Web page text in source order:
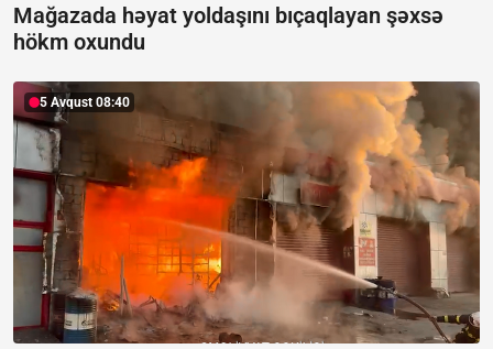
Mağazada həyat yoldaşını bıçaqlayan şəxsə
hökm oxundu
5 Avqust 08:40